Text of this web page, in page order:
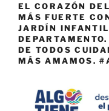
EL CORAZÓN
MÁS FUERTE
JARDÍN
DE TODOS
MÁS AMAMOS.